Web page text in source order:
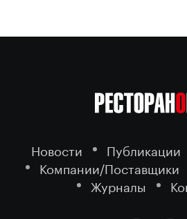
Новости Публикации
Компании/Поставщики
Журналы